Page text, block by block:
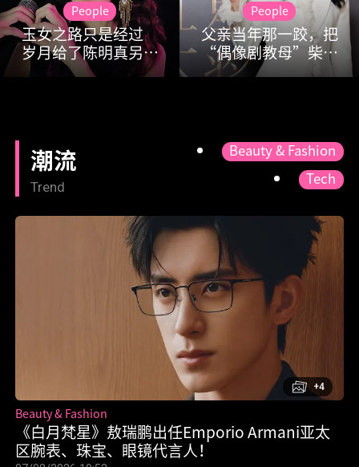
玉女之路只是经过
岁月给了陈明真另一
张表情
People
父亲当年那一跤，把
“偶像剧教母”柴智
屏“推”进了影视圈
People
潮流
Trend
Beauty & Fashion
Tech
《白月梵星》敖瑞鹏出任Emporio Armani亚太
区腕表、珠宝、眼镜代言人！
Beauty & Fashion
+4